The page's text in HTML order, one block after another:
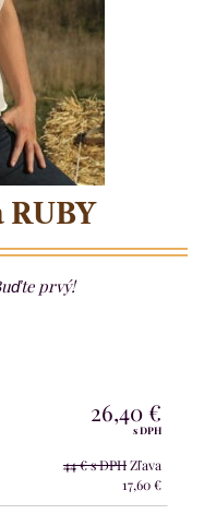
prvý!
26,40 €
s DPH
44 €s DPHZľava
17,60 €